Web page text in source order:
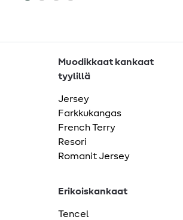
Muodikkaat kankaat
tyylillä
Jersey
Farkkukangas
French Terry
Resori
Romanit Jersey
Erikoiskankaat
Tencel